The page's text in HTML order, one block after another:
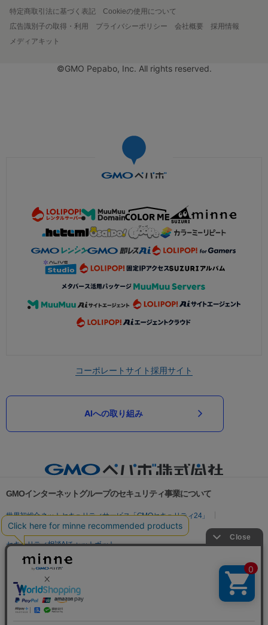
特定商取引法に基づく表記
Cookieの使用について
広告識別子の取得・利用
プライバシーポリシー 会社概要
採用情報
メディアキット
©GMO Pepabo, Inc. All rights reserved.
コーポレートサイト採用サイト
AIへの取り組み
GMOインターネットグループのセキュリティ事業について
世界初総合ネットセキュリティサービス「GMOセキュリティ24」
パスワード漏洩診断
Webサイトリスク診断
セキュリティ相談AIチャットボット
実在証明・盗聴対策
サイバー攻撃対策（GMO Flatt Security）
セキュリティ事業の軌跡